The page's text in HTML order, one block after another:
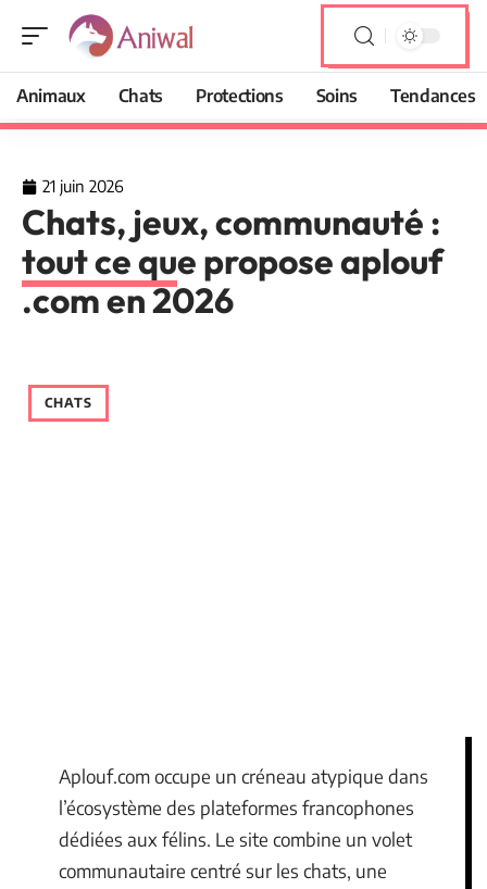
Animaux Chats Protections Soins Tendances
21 juin 2026
Chats, jeux, communauté :
tout ce que propose aplouf
.com en 2026
CHATS
Aplouf.com occupe un créneau atypique dans
l’écosystème des plateformes francophones
dédiées aux félins. Le site combine un volet
communautaire centré sur les chats, une